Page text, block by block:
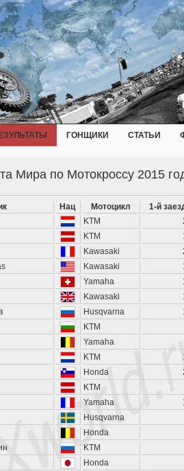
ГОНЩИКИ СТАТЬИ
Мира по Мотокроссу 2015
Нац Мотоцикл 1-й
KTM
KTM
Kawasaki
Kawasaki
Yamaha
Kawasaki
Husqvarna
KTM
Yamaha
KTM
Honda
KTM
Yamaha
Husqvarna
Honda
KTM
Honda